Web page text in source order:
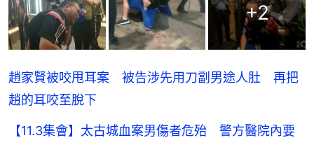
+2
趙家賢被咬甩耳案 被告涉先用刀劏男途人肚 再把
趙的耳咬至脫下
【11.3集會】太古城血案男傷者危殆 警方醫院內要